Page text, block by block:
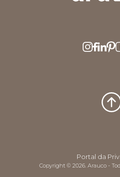
CENTRO
Portal da
Copyright © 2026. Arauco -